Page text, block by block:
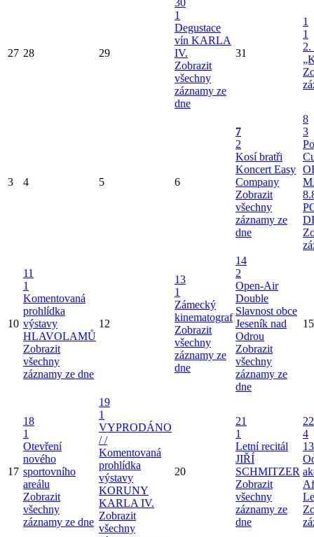
27 28 29
1
Degustace
vín KARLA
IV.
Zobrazit
všechny
záznamy ze
dne
31
1
1
2.
3 4 5 6
7
2
Kosí bratři
Koncert Easy
Company
Zobrazit
všechny
záznamy ze
dne
8
3
10
11
1
Komentovaná
prohlídka
výstavy
HLAVOLAMŮ
Zobrazit
všechny
záznamy ze dne
12
13
1
Zámecký
kinematograf
Zobrazit
všechny
záznamy ze
dne
14
2
Open-Air
Double
Slavnost obce
Jeseník nad
Odrou
Zobrazit
všechny
záznamy ze
dne
15
17
18
1
Otevření
nového
sportovního
areálu
Zobrazit
všechny
záznamy ze dne
19
1
VYPRODÁNO
/ /
Komentovaná
prohlídka
výstavy
KORUNY
KARLA IV.
Zobrazit
všechny
20
21
1
Letní recitál
JIŘÍ
SCHMITZER
Zobrazit
všechny
záznamy ze
dne
22
4